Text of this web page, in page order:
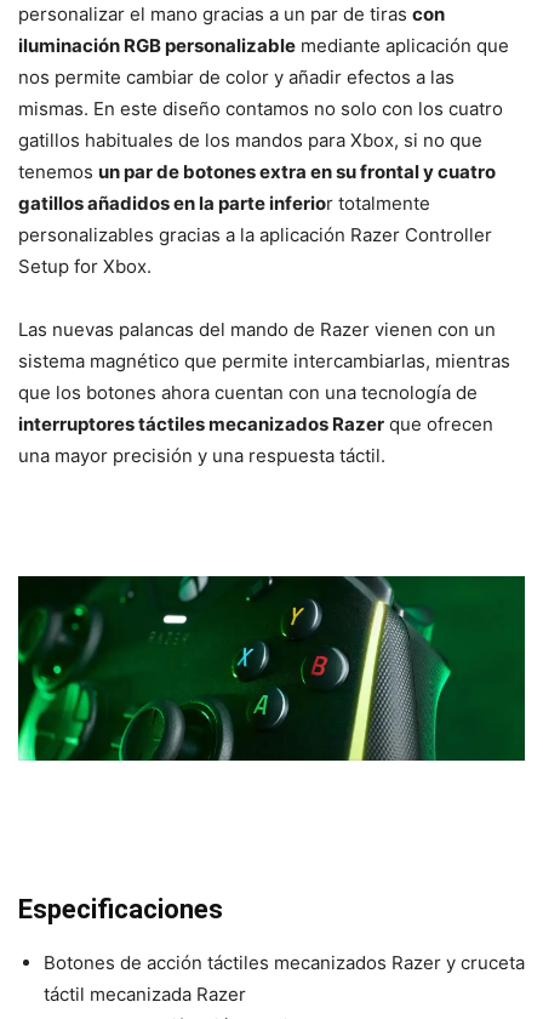
personalizar el mano gracias a un par de tiras con
iluminación RGB personalizable mediante aplicación que
nos permite cambiar de color y añadir efectos a las
mismas. En este diseño contamos no solo con los cuatro
gatillos habituales de los mandos para Xbox, si no que
tenemos un par de botones extra en su frontal y cuatro
gatillos añadidos en la parte inferior totalmente
personalizables gracias a la aplicación Razer Controller
Setup for Xbox.
Las nuevas palancas del mando de Razer vienen con un
sistema magnético que permite intercambiarlas, mientras
que los botones ahora cuentan con una tecnología de
interruptores táctiles mecanizados Razer que ofrecen
una mayor precisión y una respuesta táctil.
Especificaciones
Botones de acción táctiles mecanizados Razer y cruceta
táctil mecanizada Razer